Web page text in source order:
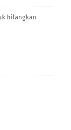
hilangkan